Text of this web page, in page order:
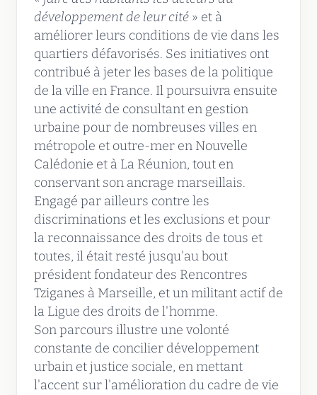
développement de leur cité » et à
améliorer leurs conditions de vie dans les
quartiers défavorisés. Ses initiatives ont
contribué à jeter les bases de la politique
de la ville en France. Il poursuivra ensuite
une activité de consultant en gestion
urbaine pour de nombreuses villes en
métropole et outre-mer en Nouvelle
Calédonie et à La Réunion, tout en
conservant son ancrage marseillais.
Engagé par ailleurs contre les
discriminations et les exclusions et pour
la reconnaissance des droits de tous et
toutes, il était resté jusqu'au bout
président fondateur des Rencontres
Tziganes à Marseille, et un militant actif de
la Ligue des droits de l'homme.
Son parcours illustre une volonté
constante de concilier développement
urbain et justice sociale, en mettant
l'accent sur l'amélioration du cadre de vie